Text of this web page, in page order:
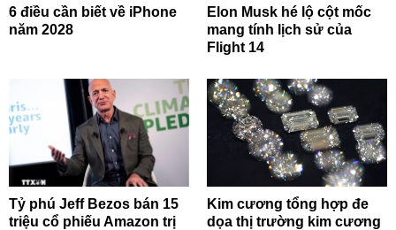
6 điều cần biết về iPhone
năm 2028
Elon Musk hé lộ cột mốc
mang tính lịch sử của
Flight 14
Tỷ phú Jeff Bezos bán 15
triệu cổ phiếu Amazon trị
Kim cương tổng hợp đe
dọa thị trường kim cương